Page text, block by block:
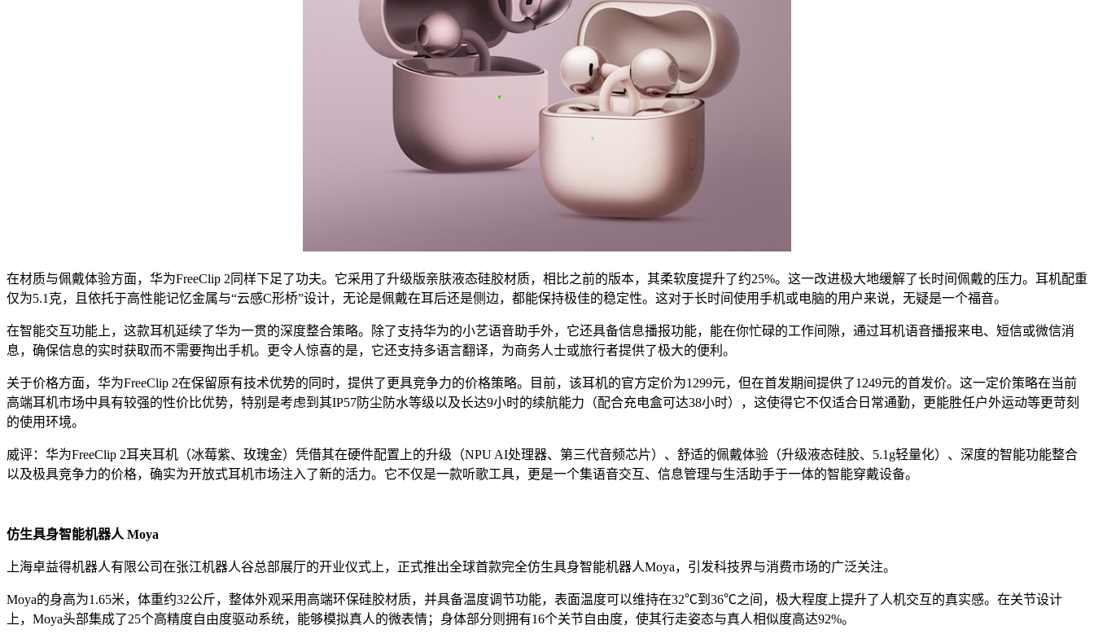
在材质与佩戴体验方面，华为FreeClip 2同样下足了功夫。它采用了升级版亲肤液态硅胶材质，相比之前的版本，其柔软度提升了约25%。这一改进极大地缓解了长时间佩戴的压力。耳机配重
仅为5.1克，且依托于高性能记忆金属与“云感C形桥”设计，无论是佩戴在耳后还是侧边，都能保持极佳的稳定性。这对于长时间使用手机或电脑的用户来说，无疑是一个福音。
在智能交互功能上，这款耳机延续了华为一贯的深度整合策略。除了支持华为的小艺语音助手外，它还具备信息播报功能，能在你忙碌的工作间隙，通过耳机语音播报来电、短信或微信消
息，确保信息的实时获取而不需要掏出手机。更令人惊喜的是，它还支持多语言翻译，为商务人士或旅行者提供了极大的便利。
关于价格方面，华为FreeClip 2在保留原有技术优势的同时，提供了更具竞争力的价格策略。目前，该耳机的官方定价为1299元，但在首发期间提供了1249元的首发价。这一定价策略在当前
高端耳机市场中具有较强的性价比优势，特别是考虑到其IP57防尘防水等级以及长达9小时的续航能力（配合充电盒可达38小时），这使得它不仅适合日常通勤，更能胜任户外运动等更苛刻
的使用环境。
威评：华为FreeClip 2耳夹耳机（冰莓紫、玫瑰金）凭借其在硬件配置上的升级（NPU AI处理器、第三代音频芯片）、舒适的佩戴体验（升级液态硅胶、5.1g轻量化）、深度的智能功能整合
以及极具竞争力的价格，确实为开放式耳机市场注入了新的活力。它不仅是一款听歌工具，更是一个集语音交互、信息管理与生活助手于一体的智能穿戴设备。
仿生具身智能机器人 Moya
上海卓益得机器人有限公司在张江机器人谷总部展厅的开业仪式上，正式推出全球首款完全仿生具身智能机器人Moya，引发科技界与消费市场的广泛关注。
Moya的身高为1.65米，体重约32公斤，整体外观采用高端环保硅胶材质，并具备温度调节功能，表面温度可以维持在32℃到36℃之间，极大程度上提升了人机交互的真实感。在关节设计
上，Moya头部集成了25个高精度自由度驱动系统，能够模拟真人的微表情；身体部分则拥有16个关节自由度，使其行走姿态与真人相似度高达92%。